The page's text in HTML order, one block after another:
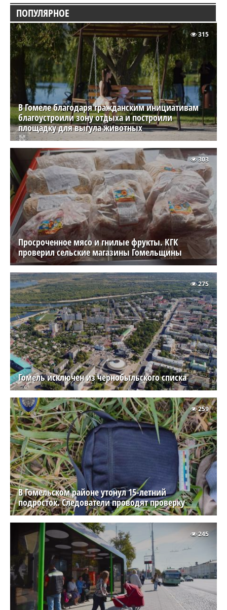
ПОПУЛЯРНОЕ
В Гомеле благодаря гражданским инициативам
благоустроили зону отдыха и построили
площадку для выгула животных
315
Просроченное мясо и гнилые фрукты. КГК
проверил сельские магазины Гомельщины
303
Гомель исключен из чернобыльского списка
275
В Гомельском районе утонул 15-летний
подросток. Следователи проводят проверку
259
245